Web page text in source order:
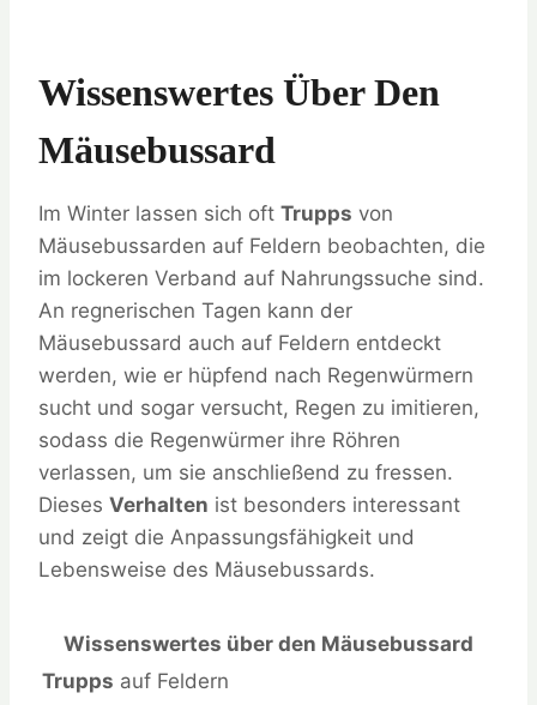
Wissenswertes Über Den
Mäusebussard
Im Winter lassen sich oft Trupps von
Mäusebussarden auf Feldern beobachten, die
im lockeren Verband auf Nahrungssuche sind.
An regnerischen Tagen kann der
Mäusebussard auch auf Feldern entdeckt
werden, wie er hüpfend nach Regenwürmern
sucht und sogar versucht, Regen zu imitieren,
sodass die Regenwürmer ihre Röhren
verlassen, um sie anschließend zu fressen.
Dieses Verhalten ist besonders interessant
und zeigt die Anpassungsfähigkeit und
Lebensweise des Mäusebussards.
Wissenswertes über den Mäusebussard
Trupps auf Feldern